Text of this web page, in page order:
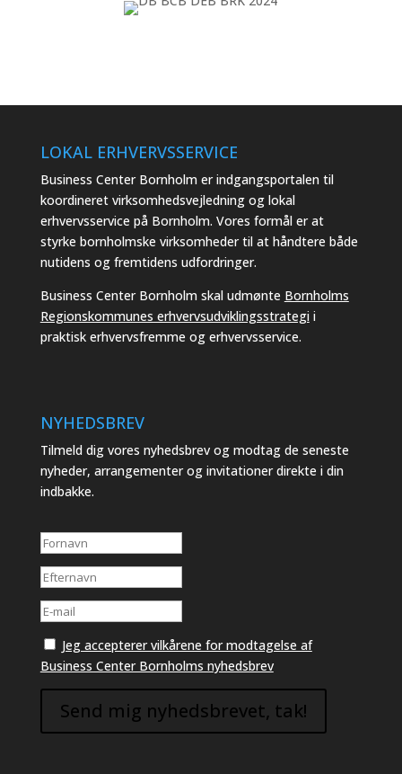
LOKAL ERHVERVSSERVICE
Business Center Bornholm er indgangsportalen til
koordineret virksomhedsvejledning og lokal
erhvervsservice på Bornholm. Vores formål er at
styrke bornholmske virksomheder til at håndtere både
nutidens og fremtidens udfordringer.
Business Center Bornholm skal udmønte Bornholms
Regionskommunes erhvervsudviklingsstrategii
praktisk erhvervsfremme og erhvervsservice.
NYHEDSBREV
Tilmeld dig vores nyhedsbrev og modtag de seneste
nyheder, arrangementer og invitationer direkte i din
indbakke.
Jeg accepterer vilkårene for modtagelse af
Business Center Bornholms nyhedsbrev